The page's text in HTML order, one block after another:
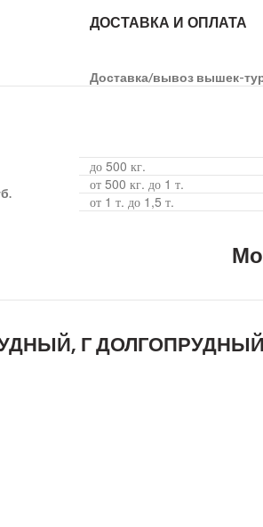
ДОСТАВКА И ОПЛАТА
Доставка/вывоз вышек-
до 500 кг.
от 500 кг. до 1 т.
от 1 т. до 1,5 т.
Г